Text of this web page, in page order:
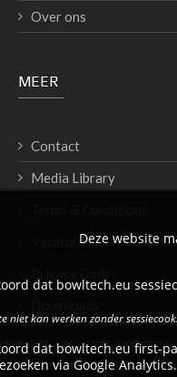
Over ons
MEER
Contact
Media Library
VacaturesDeze website
dat bowltech.eu
niet kan werken zonder
dat bowltech.eu first-
via Google Analytics.